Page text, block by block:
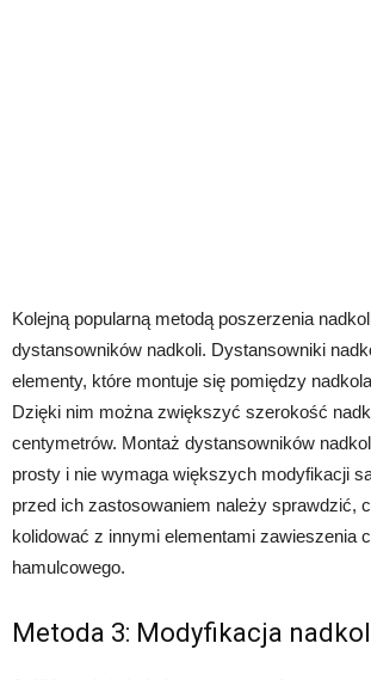
Kolejną popularną metodą poszerzenia
dystansowników nadkoli. Dystansowniki
elementy, które montuje się pomiędzy
Dzięki nim można zwiększyć szerokość
centymetrów. Montaż dystansowników
prosty i nie wymaga większych modyfikacji
przed ich zastosowaniem należy sprawdzić,
kolidować z innymi elementami zawieszenia
hamulcowego.
Metoda 3: Modyfikacja